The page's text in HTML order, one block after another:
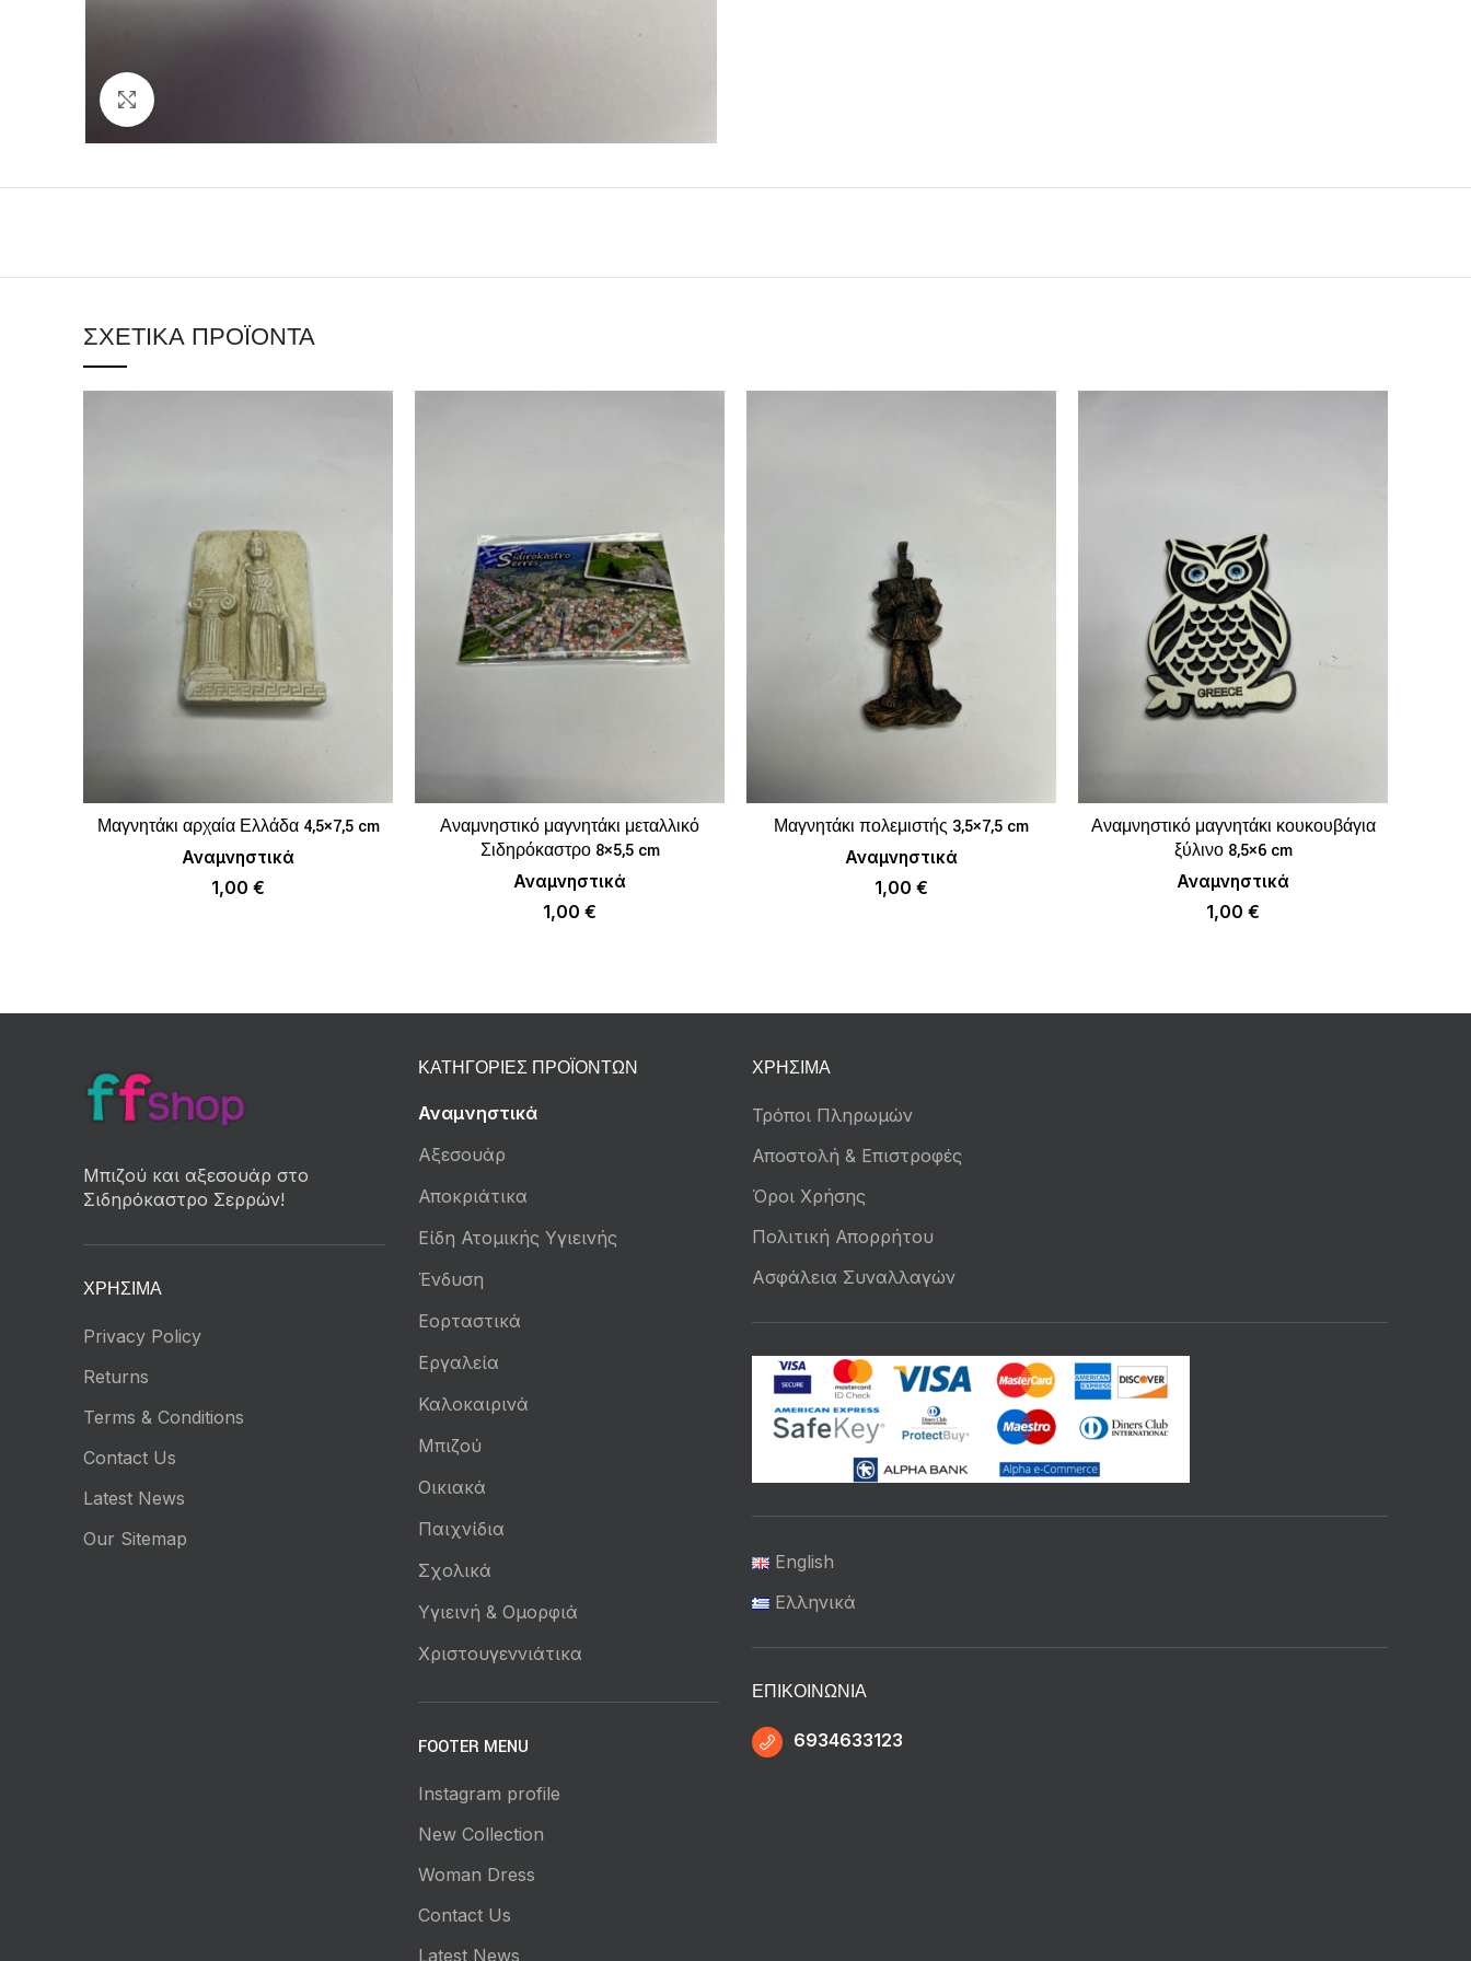
ΣΧΕΤΙΚΆ ΠΡΟΪΌΝΤΑ
ΠΡΟΣΘΉΚΗ ΣΤΟ ΚΑΛΆΘΙ
Μαγνητάκι αρχαία Ελλάδα 4,5×7,5 cm
Αναμνηστικά
1,00 €
ΠΡΟΣΘΉΚΗ ΣΤΟ ΚΑΛΆΘΙ
Αναμνηστικό μαγνητάκι μεταλλικό
Σιδηρόκαστρο 8×5,5 cm
Αναμνηστικά
1,00 €
ΠΡΟΣΘΉΚΗ ΣΤΟ ΚΑΛΆΘΙ
Μαγνητάκι πολεμιστής 3,5×7,5 cm
Αναμνηστικά
1,00 €
ΠΡΟΣΘΉΚΗ ΣΤΟ ΚΑΛΆΘΙ
Αναμνηστικό μαγνητάκι κουκουβάγια
ξύλινο 8,5×6 cm
Αναμνηστικά
1,00 €
Μπιζού και αξεσουάρ στο
Σιδηρόκαστρο Σερρών!
ΧΡΉΣΙΜΑ
Privacy Policy
Returns
Terms & Conditions
Contact Us
Latest News
Our Sitemap
ΚΑΤΗΓΟΡΊΕΣ ΠΡΟΪΌΝΤΩΝ
Αναμνηστικά
Αξεσουάρ
Αποκριάτικα
Είδη Ατομικής Υγιεινής
Ένδυση
Εορταστικά
Εργαλεία
Καλοκαιρινά
Μπιζού
Οικιακά
Παιχνίδια
Σχολικά
Υγιεινή & Ομορφιά
Χριστουγεννιάτικα
FOOTER MENU
Instagram profile
New Collection
Woman Dress
Contact Us
Latest News
ΧΡΉΣΙΜΑ
Τρόποι Πληρωμών
Αποστολή & Επιστροφές
Όροι Χρήσης
Πολιτική Απορρήτου
Ασφάλεια Συναλλαγών
English
Ελληνικά
ΕΠΙΚΟΙΝΩΝΊΑ
6934633123